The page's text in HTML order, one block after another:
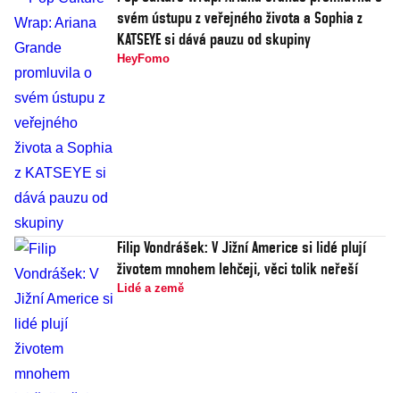
svém ústupu z veřejného života a Sophia z
KATSEYE si dává pauzu od skupiny
HeyFomo
Filip Vondrášek: V Jižní Americe si lidé plují
životem mnohem lehčeji, věci tolik neřeší
Lidé a země